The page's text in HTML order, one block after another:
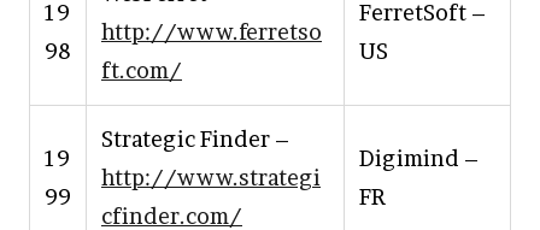
19
98
http://www.ferretso
ft.com/
FerretSoft –
US
19
99
Strategic Finder –
http://www.strategi
cfinder.com/
Digimind –
FR